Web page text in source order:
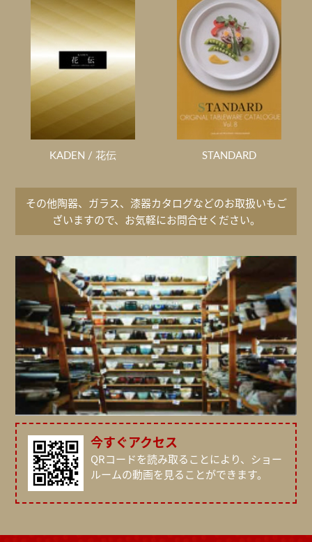
KADEN / 花伝 STANDARD
その他陶器、ガラス、漆器カタログなどのお取扱いもご
ざいますので、お気軽にお問合せください。
今すぐアクセス
QRコードを読み取ることにより、ショー
ルームの動画を見ることができます。